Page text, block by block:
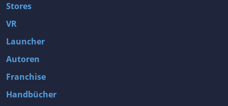
Stores
VR
Launcher
Autoren
Franchise
Handbücher